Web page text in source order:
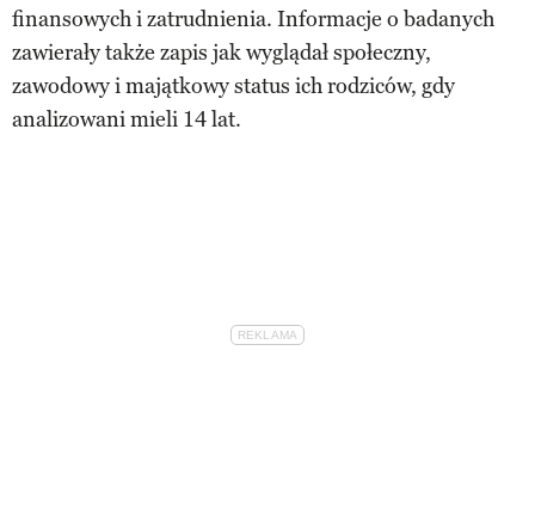
finansowych i zatrudnienia. Informacje o badanych
zawierały także zapis jak wyglądał społeczny,
zawodowy i majątkowy status ich rodziców, gdy
analizowani mieli 14 lat.